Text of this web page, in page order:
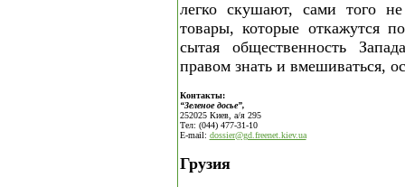
легко скушают, сами того
товары, которые откажутся
сытая общественность
правом знать и вмешиваться,
Контакты:
“Зеленое досье”,
252025 Киев, а/я 295
Тел: (044) 477-31-10
E-mail: dossier@gd.freenet.kiev.ua
Грузия